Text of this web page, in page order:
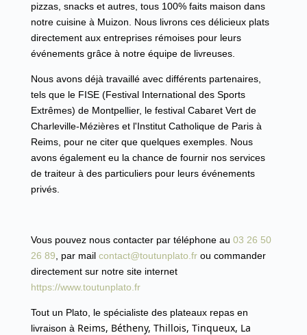
pizzas, snacks et autres, tous 100% faits maison dans
notre cuisine à Muizon. Nous livrons ces délicieux plats
directement aux entreprises rémoises pour leurs
événements grâce à notre équipe de livreuses.
Nous avons déjà travaillé avec différents partenaires,
tels que le FISE (Festival International des Sports
Extrêmes) de Montpellier, le festival Cabaret Vert de
Charleville-Mézières et l'Institut Catholique de Paris à
Reims, pour ne citer que quelques exemples. Nous
avons également eu la chance de fournir nos services
de traiteur à des particuliers pour leurs événements
privés.
Vous pouvez nous contacter par téléphone au 03 26 50
26 89 , par mail contact@toutunplato.frou commander
directement sur notre site internet
https://www.toutunplato.fr
Tout un Plato, le spécialiste des plateaux repas en
livraison à Reims, Bétheny, Thillois, Tinqueux, La